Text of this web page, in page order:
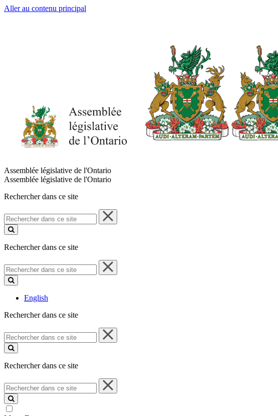
Aller au contenu principal
Assemblée législative de l'Ontario
Assemblée législative de l'Ontario
Rechercher dans ce site
Rechercher
dans
ce
Rechercher dans ce site
Rechercher
dans
ce
English
Rechercher dans ce site
Rechercher
dans
ce
Rechercher dans ce site
Rechercher
dans
ce
site